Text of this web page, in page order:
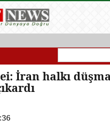
Arama
Ara
İran halkı